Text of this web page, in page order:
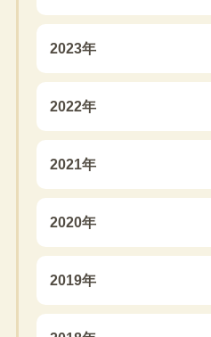
2023年
2022年
2021年
2020年
2019年